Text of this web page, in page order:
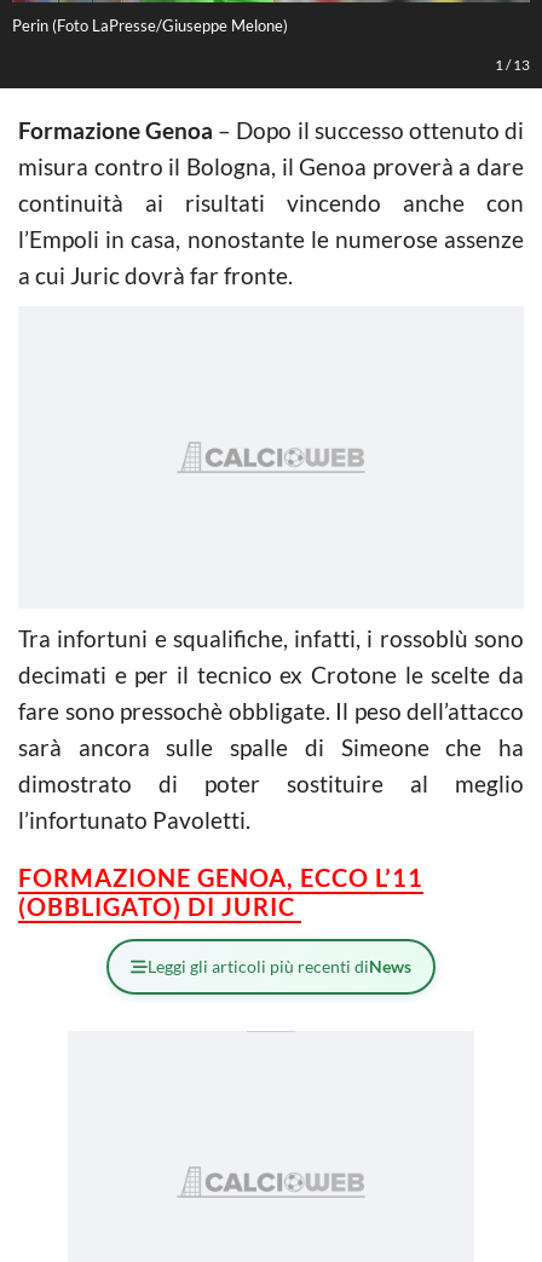
Perin (Foto LaPresse/Giuseppe Melone)
1 /13
Formazione Genoa – Dopo il successo ottenuto di
misura contro il Bologna, il Genoa proverà a dare
continuità ai risultati vincendo anche con
l’Empoli in casa, nonostante le numerose assenze
a cui Juric dovrà far fronte.
Tra infortuni e squalifiche, infatti, i rossoblù sono
decimati e per il tecnico ex Crotone le scelte da
fare sono pressochè obbligate. Il peso dell’attacco
sarà ancora sulle spalle di Simeone che ha
dimostrato di poter sostituire al meglio
l’infortunato Pavoletti.
FORMAZIONE GENOA, ECCO L’11
(OBBLIGATO) DI JURIC
Leggi gli articoli più recenti diNews